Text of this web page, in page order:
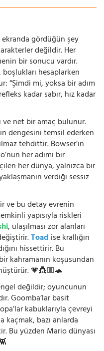
ekranda gördüğün şey
değildir. Her
bir sonucu vardır.
boşlukları hesaplarken
“Şimdi mi, yoksa bir adım
kadar sabır, hız kadar
net bir amaç bulunur.
dengesini temsil ederken
tehdittir. Bowser’ın
her adımı bir
her dünya, yalnızca bir
verdiği sessiz
ve bu detay evrenin
yapısıyla riskleri
, ulaşılması zor alanları
Toad ise krallığın
hissettirir. Bu
kahramanın koşusundan
💗👸🏼🐢
değildir; oyuncunun
Goomba’lar basit
kabuklarıyla çevreyi
kaçmak, bazı anlarda
Bu yüzden Mario dünyası